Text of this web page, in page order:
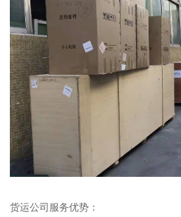
货运公司服务优势：